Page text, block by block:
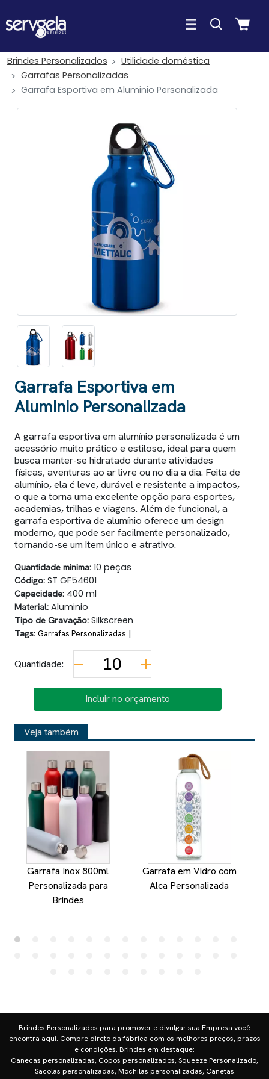
Brindes Personalizados
Utilidade doméstica
Garrafas Personalizadas
Garrafa Esportiva em Aluminio Personalizada
Garrafa Esportiva em
Aluminio Personalizada
A garrafa esportiva em alumínio personalizada é um
acessório muito prático e estiloso, ideal para quem
busca manter-se hidratado durante atividades
físicas, aventuras ao ar livre ou no dia a dia. Feita de
alumínio, ela é leve, durável e resistente a impactos,
o que a torna uma excelente opção para esportes,
academias, trilhas e viagens. Além de funcional, a
garrafa esportiva de alumínio oferece um design
moderno, que pode ser facilmente personalizado,
tornando-se um item único e atrativo.
Quantidade minima: 10 peças
Código: ST GF54601
Capacidade: 400 ml
Material: Aluminio
Tipo de Gravação: Silkscreen
Tags: Garrafas Personalizadas |
Quantidade:
Incluir no orçamento
Veja também
Garrafa Inox 800ml
Personalizada para
Brindes
Garrafa em Vidro com
Alca Personalizada
Brindes Personalizados para promover e divulgar sua Empresa você
encontra aqui. Compre direto da fábrica com os melhores preços, prazos
e condições. Brindes em destaque:
Canecas personalizadas, Copos personalizados, Squeeze Personalizado,
Sacolas personalizadas, Mochilas personalizadas, Canetas